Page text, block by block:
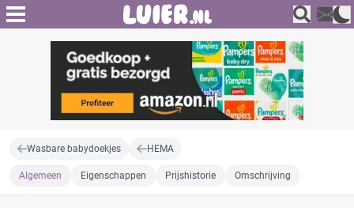
Wasbare babydoekjes HEMA
Algemeen Eigenschappen Prijshistorie Omschrijving